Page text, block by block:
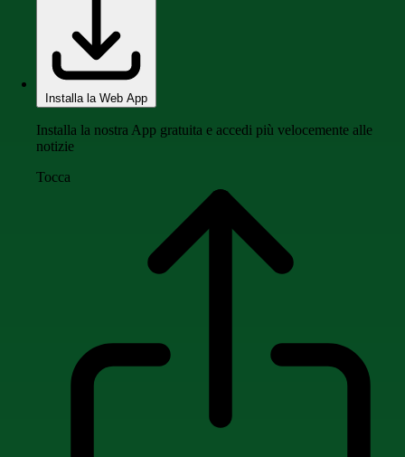
Installa la Web App
Installa la nostra App gratuita e accedi più velocemente alle
notizie
Tocca